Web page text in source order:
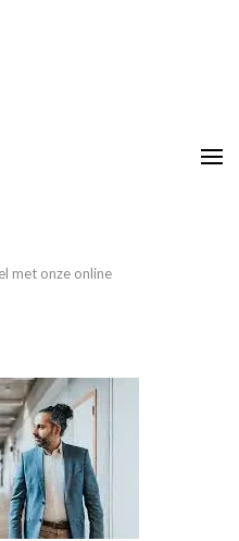
met onze online